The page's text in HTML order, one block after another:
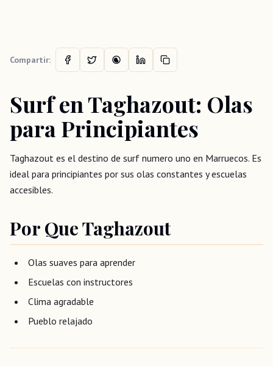
Compartir:
Surf en Taghazout: Olas
para Principiantes
Taghazout es el destino de surf numero uno en Marruecos. Es
ideal para principiantes por sus olas constantes y escuelas
accesibles.
Por Que Taghazout
Olas suaves para aprender
Escuelas con instructores
Clima agradable
Pueblo relajado